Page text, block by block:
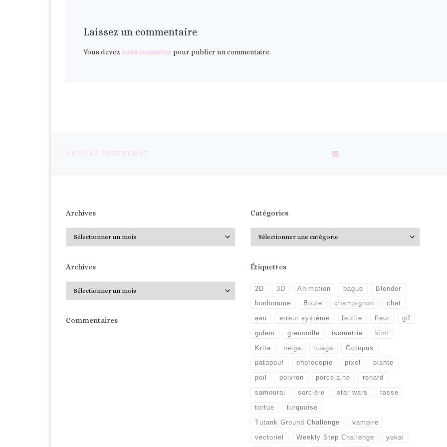
Laissez un commentaire
Vous devezvous connecter pour publier un commentaire.
Parcourir les articles
ARTICLE PRÉCÉDENT
Archives
Archives
Commentaires
Catégories
Étiquettes
2D 3D Animation bague Blender
bonhomme Boule champignon chat
eau erreur système feuille fleur gif
golem grenouille isometrie kimi
Krita neige nuage Octopus
patapouf photocopie pixel plante
poil poivron porcelaine renard
samourai sorcière star wars tasse
tortue turquoise
Tutank Ground Challenge vampire
vectoriel Weekly Step Challenge yokai